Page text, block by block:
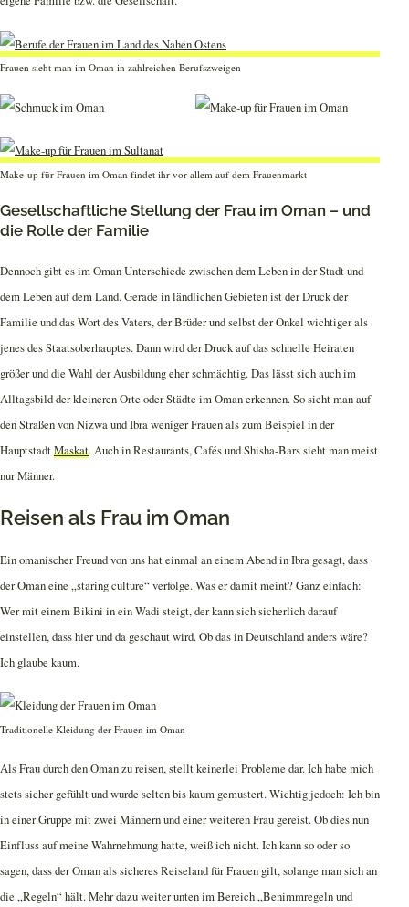
Frauen sieht man im Oman in zahlreichen Berufszweigen
Make-up für Frauen im Oman findet ihr vor allem auf dem Frauenmarkt
Gesellschaftliche Stellung der Frau im Oman – und
die Rolle der Familie
Dennoch gibt es im Oman Unterschiede zwischen dem Leben in der Stadt und
dem Leben auf dem Land. Gerade in ländlichen Gebieten ist der Druck der
Familie und das Wort des Vaters, der Brüder und selbst der Onkel wichtiger als
jenes des Staatsoberhauptes. Dann wird der Druck auf das schnelle Heiraten
größer und die Wahl der Ausbildung eher schmächtig. Das lässt sich auch im
Alltagsbild der kleineren Orte oder Städte im Oman erkennen. So sieht man auf
den Straßen von Nizwa und Ibra weniger Frauen als zum Beispiel in der
HauptstadtMaskat. Auch in Restaurants, Cafés und Shisha-Bars sieht man meist
nur Männer.
Reisen als Frau im Oman
Ein omanischer Freund von uns hat einmal an einem Abend in Ibra gesagt, dass
der Oman eine „staring culture“ verfolge. Was er damit meint? Ganz einfach:
Wer mit einem Bikini in ein Wadi steigt, der kann sich sicherlich darauf
einstellen, dass hier und da geschaut wird. Ob das in Deutschland anders wäre?
Ich glaube kaum.
Traditionelle Kleidung der Frauen im Oman
Als Frau durch den Oman zu reisen, stellt keinerlei Probleme dar. Ich habe mich
stets sicher gefühlt und wurde selten bis kaum gemustert. Wichtig jedoch: Ich bin
in einer Gruppe mit zwei Männern und einer weiteren Frau gereist. Ob dies nun
Einfluss auf meine Wahrnehmung hatte, weiß ich nicht. Ich kann so oder so
sagen, dass der Oman als sicheres Reiseland für Frauen gilt, solange man sich an
die „Regeln“ hält. Mehr dazu weiter unten im Bereich „Benimmregeln und